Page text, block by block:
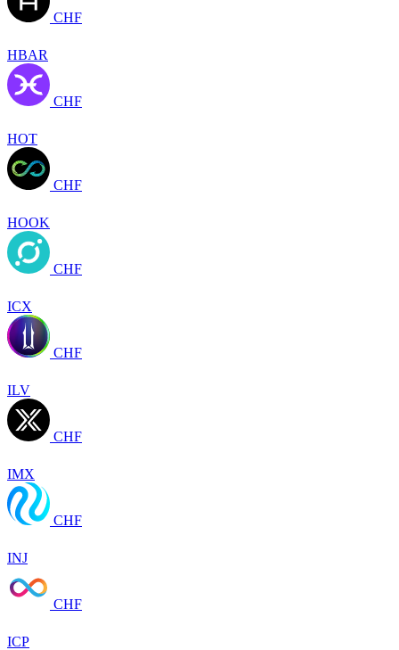
CHF
HBAR
CHF
HOT
CHF
HOOK
CHF
ICX
CHF
ILV
CHF
IMX
CHF
INJ
CHF
ICP